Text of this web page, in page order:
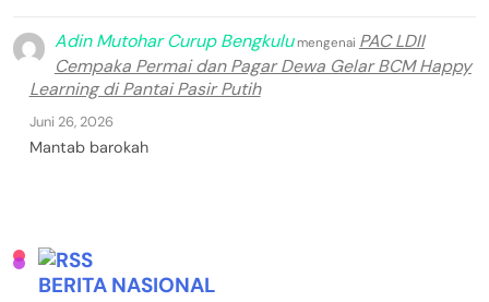
Adin Mutohar Curup Bengkulumengenai PAC LDII
Cempaka Permai dan Pagar Dewa Gelar BCM Happy
Learning di Pantai Pasir Putih
Juni 26, 2026
Mantab barokah
BERITA NASIONAL